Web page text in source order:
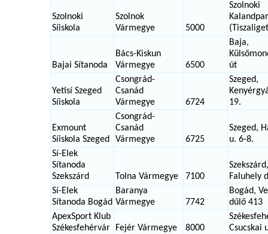
Szolnoki
Síiskola
Szolnok
Vármegye
5000
Szolnoki
Bajai Sítanoda
Bács-Kiskun
Vármegye
6500
Baja,
út
Yetisí Szeged
Síiskola
Csongrád-
Csanád
Vármegye
6724
Szeged,
19.
Exmount
Síiskola Szeged
Csongrád-
Csanád
Vármegye
6725
Szeged,
u. 6-8.
Sí-Elek
Sítanoda
Szekszárd
Tolna Vármegye 7100
Szekszárd,
Faluhely
Sí-Elek
Sítanoda Bogád
Baranya
Vármegye
7742
Bogád,
dűlő 413
ApexSport Klub
Székesfehérvár
Fejér Vármegye 8000
Csucskai